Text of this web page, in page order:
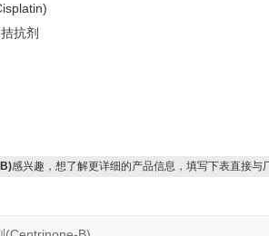
抗剂
感兴趣，想了解更详细的产品信息，填写下表直接与